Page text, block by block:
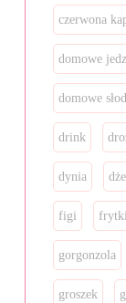
czerwona
domowe
domowe
drink
dynia
figi frytki
gorgonzola
groszek